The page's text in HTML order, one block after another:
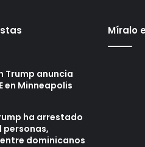
Trump anuncia
en Minneapolis
ha arrestado
personas,
dominicanos
Míralo